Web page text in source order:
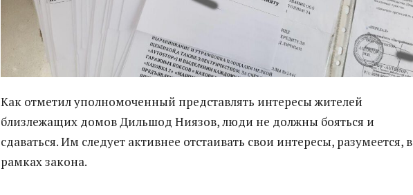
Как отметил уполномоченный представлять интересы жителей
близлежащих домов Дильшод Ниязов, люди не должны бояться и
сдаваться. Им следует активнее отстаивать свои интересы, разумеется, в
рамках закона.